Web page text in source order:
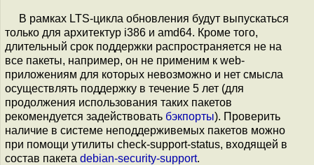
В рамках LTS-цикла обновления будут выпускаться
только для архитектур i386 и amd64. Кроме того,
длительный срок поддержки распространяется не на
все пакеты, например, он не применим к web-
приложениям для которых невозможно и нет смысла
осуществлять поддержку в течение 5 лет (для
продолжения использования таких пакетов
рекомендуется задействовать бэкпорты). Проверить
наличие в системе неподдерживемых пакетов можно
при помощи утилиты check-support-status, входящей в
состав пакета debian-security-support.